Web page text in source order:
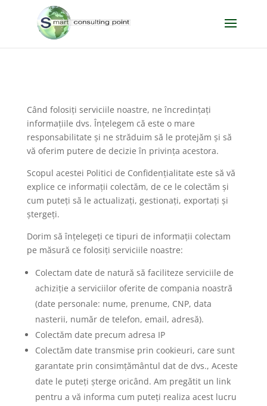
Când folosiți serviciile noastre, ne încredințați
informațiile dvs. Înțelegem că este o mare
responsabilitate și ne străduim să le protejăm și să
vă oferim putere de decizie în privința acestora.
Scopul acestei Politici de Confidențialitate este să vă
explice ce informații colectăm, de ce le colectăm și
cum puteți să le actualizați, gestionați, exportați și
ștergeți.
Dorim să înțelegeți ce tipuri de informații colectam
pe măsură ce folosiți serviciile noastre:
Colectam date de natură să faciliteze serviciile de
achiziție a serviciilor oferite de compania noastră
(date personale: nume, prenume, CNP, data
nasterii, număr de telefon, email, adresă).
Colectăm date precum adresa IP
Colectăm date transmise prin cookieuri, care sunt
garantate prin consimțământul dat de dvs., Aceste
date le puteți șterge oricând. Am pregătit un link
pentru a vă informa cum puteți realiza acest lucru